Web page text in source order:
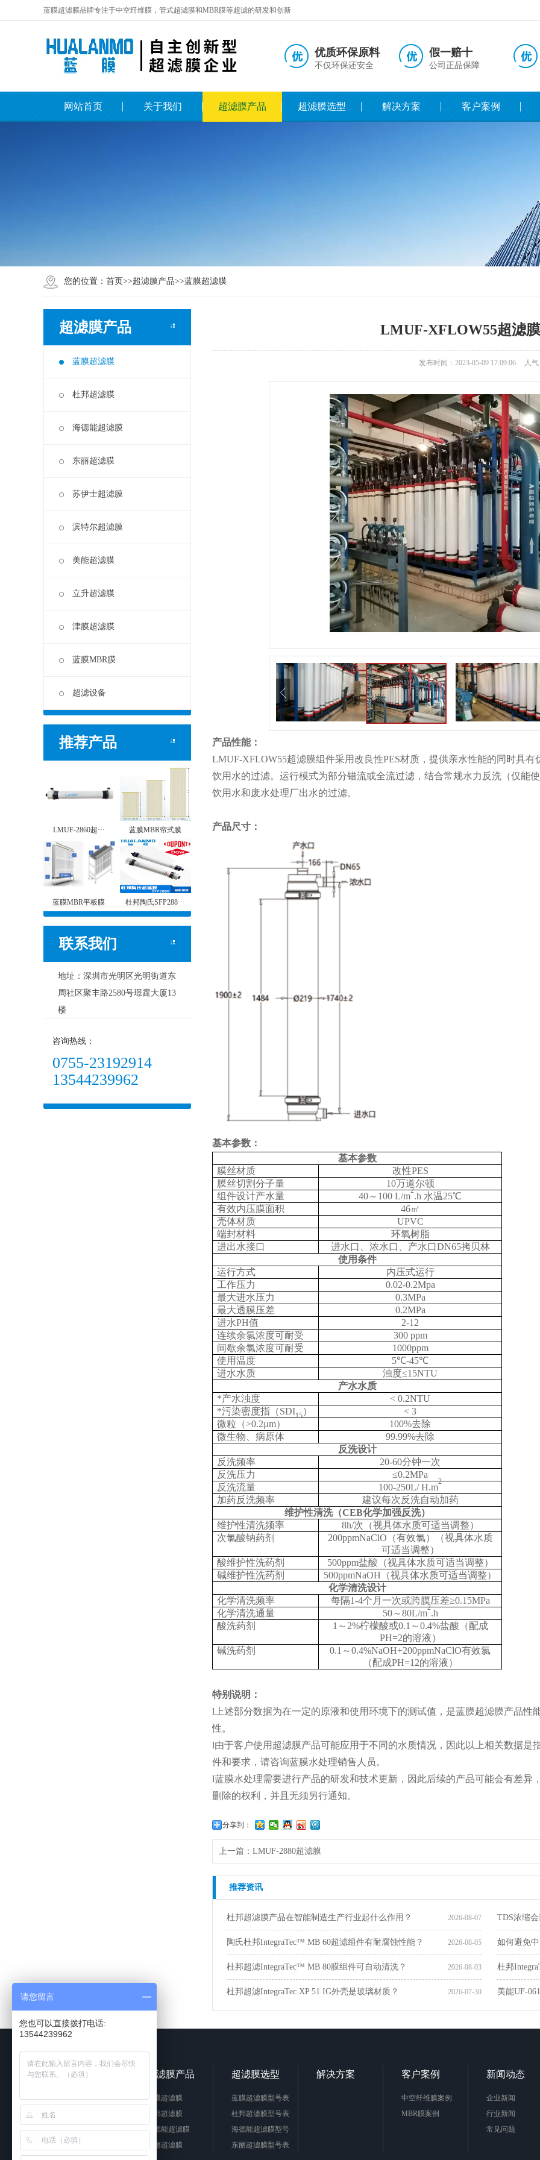
蓝膜超滤膜品牌专注于中空纤维膜，管式超滤膜和MBR膜等超滤的研发和创新
优质环保原料
不仅环保还安全
假一赔十
公司正品保障
网站首页 关于我们 超滤膜产品 超滤膜选型 解决方案 客户案例
您的位置： 首页>>超滤膜产品>>蓝膜超滤膜
超滤膜产品
蓝膜超滤膜
杜邦超滤膜
海德能超滤膜
东丽超滤膜
苏伊士超滤膜
滨特尔超滤膜
美能超滤膜
立升超滤膜
津膜超滤膜
蓝膜MBR膜
超滤设备
推荐产品
LMUF-2860超··· 蓝膜MBR帘式膜
蓝膜MBR平板膜 杜邦陶氏SFP288···
联系我们
地址：深圳市光明区光明街道东
周社区聚丰路2580号璟霆大厦13
楼
咨询热线：
0755-23192914
13544239962
LMUF-XFLOW55超滤
发布时间：2023-05-09 17:09:06 人
产品性能：
LMUF-XFLOW55超滤膜组件采用改良性PES材质，提供亲水性能的同时具
饮用水的过滤。运行模式为部分错流或全流过滤，结合常规水力反洗（仅能
饮用水和废水处理厂出水的过滤。
产品尺寸：
基本参数：
基本参数
膜丝材质
改性PES
膜丝切割分子量
10万道尔顿
组件设计产水量
40～100 L/m
2
.h 水温25℃
有效内压膜面积
46㎡
壳体材质
UPVC
端封材料
环氧树脂
进出水接口
进水口、浓水口 、产水口DN65拷贝林
使用条件
运行方式
内压式运行
工作压力
0.02-0.2Mpa
最大进水压力
0.3MPa
最大透膜压差
0.2MPa
进水PH值
2-12
连续余氯浓度可耐受
300 ppm
间歇余氯浓度可耐受
1000ppm
使用温度
5℃-45℃
进水水质
浊度≤15NTU
产水水质
*产水浊度
< 0.2NTU
*污染密度指（SDI15）
< 3
微粒（>0.2µm）
100%去除
微生物、病原体
99.99%去除
反洗设计
反洗频率
20-60分钟一次
反洗压力
≤0.2MPa
反洗流量
100-250L/H.m
2
加药反洗频率
建议每次反洗自动加药
维护性清洗（CEB化学加强反洗）
维护性清洗频率
8h/次（视具体水质可适当调整）
次氯酸钠药剂
200ppmNaClO（有效氯）（视具体水质
可适当调整）
酸维护性洗药剂
500ppm盐酸（视具体水质可适当调整）
碱维护性洗药剂
500ppmNaOH（视具体水质可适当调整）
化学清洗设计
化学清洗频率
每隔1-4个月一次或跨膜压差≥0.15MPa
化学清洗通量
50～80L/m
2
.h
酸洗药剂
1～2%柠檬酸或0.1～0.4%盐酸（配成
PH=2的溶液）
碱洗药剂
0.1～0.4%NaOH+200ppmNaClO有效氯
（配成PH=12的溶液）
特别说明：
l上述部分数据为在一定的原液和使用环境下的测试值，是蓝膜超滤膜产品性
性。
l由于客户使用超滤膜产品可能应用于不同的水质情况，因此以上相关数据是
件和要求，请咨询蓝膜水处理销售人员。
l蓝膜水处理需要进行产品的研发和技术更新，因此后续的产品可能会有差异
删除的权利，并且无须另行通知。
分享到：
上一篇： LMUF-2880超滤膜
推荐资讯
2026-08-07
杜邦超滤膜产品在智能制造生产行业起什么作用？ TDS浓缩
2026-08-05
陶氏杜邦IntegraTec™ MB 60超滤组件有耐腐蚀性能？ 如何避免
2026-08-03
杜邦超滤IntegraTec™ MB 80膜组件可自动清洗？ 杜邦
2026-07-30
杜邦超滤IntegraTec XP 51 IG外壳是玻璃材质？ 美能UF-
关于我们
公司简介
人才招聘
超滤膜产品
蓝膜超滤膜
杜邦超滤膜
海德能超滤膜
东丽超滤膜
超滤膜选型
蓝膜超滤膜型号表
杜邦超滤膜型号表
海德能超滤膜型号
东丽超滤膜型号表
解决方案 客户案例
中空纤维膜案例
MBR膜案例
新闻动态
企业新闻
行业新闻
常见问题
请您留言
您也可以直接拨打电话:
13544239962